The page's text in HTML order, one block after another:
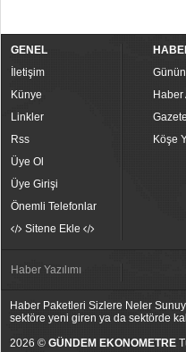
GENEL
İletişim
Künye
Linkler
Rss
Üye Ol
Üye Girişi
Önemli Telefonlar
Sitene Ekle
Haber
Köşe
Haber Yazılımı
Haber Paketleri Sizlere Neler
sektöre yeni giren ya da sektörde
2026 © GÜNDEM EKONOMETRE